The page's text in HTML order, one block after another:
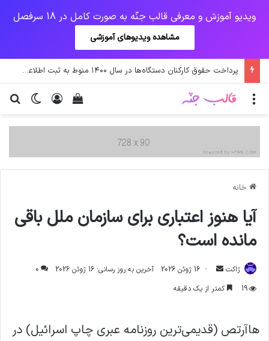
ویدیو آموزش و معرفی قالب جنّه به صورت کامل در 18 سرفصل
مشاهده ویدیوهای آموزشی
پرداخت حقوق کارکنان دستگاه‌ها در سال ۱۴۰۰ منوط به ثبت اطلاعات کارکنان در سامانه شد
تغییر ورود
دیدن سبد خرید منو
خانه
آيا هنوز اعتباري براي سازمان ملل باقي
مانده است؟
ژاکت
ارسال
ایمیل
16 ژوئن 2026 آخرین به روز رسانی: 16 ژوئن 2026
0
19
کمتر از یک دقیقه
هاآرتص (قدیمی‌ترین روزنامه عبری چاپ اسرائیل) در